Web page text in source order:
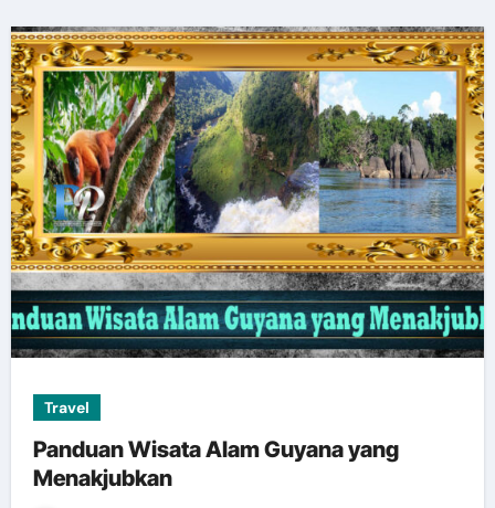
Travel
Panduan Wisata Alam Guyana yang
Menakjubkan